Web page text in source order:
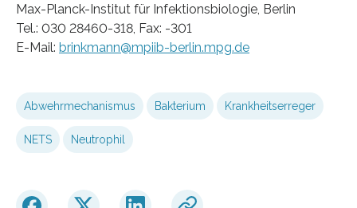
Max-Planck-Institut für Infektionsbiologie, Berlin
Tel.: 030 28460-318, Fax: -301
E-Mail: brinkmann@mpiib-berlin.mpg.de
Abwehrmechanismus Bakterium Krankheitserreger
NETS Neutrophil